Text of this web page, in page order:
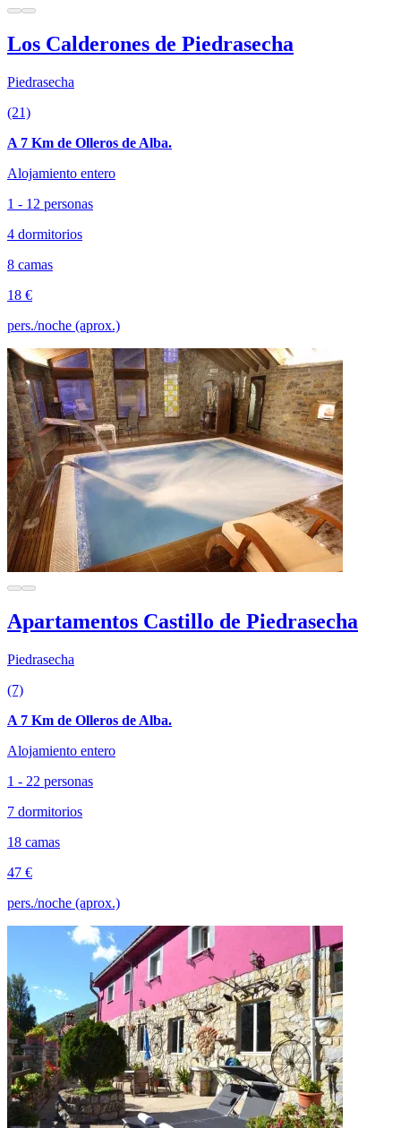
Los Calderones de Piedrasecha
Piedrasecha
(21)
A 7 Km de Olleros de Alba.
Alojamiento entero
1 - 12 personas
4 dormitorios
8 camas
18 €
pers./noche (aprox.)
Apartamentos Castillo de Piedrasecha
Piedrasecha
(7)
A 7 Km de Olleros de Alba.
Alojamiento entero
1 - 22 personas
7 dormitorios
18 camas
47 €
pers./noche (aprox.)